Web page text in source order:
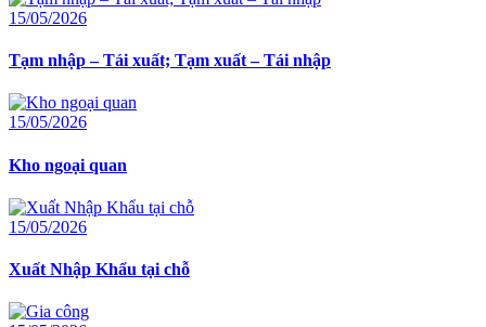
15/05/2026
Tạm nhập – Tái xuất; Tạm xuất – Tái nhập
15/05/2026
Kho ngoại quan
15/05/2026
Xuất Nhập Khẩu tại chỗ